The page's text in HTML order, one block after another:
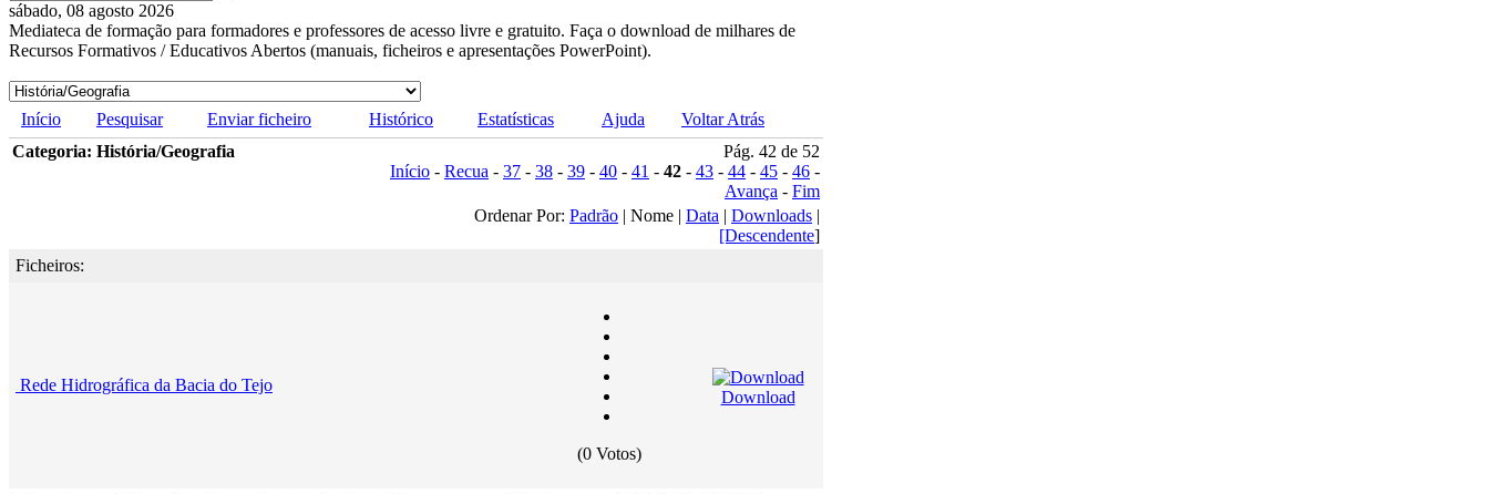
sábado, 08 agosto 2026
Mediateca de formação para formadores e professores de acesso livre e gratuito. Faça o download de milhares de
Recursos Formativos / Educativos Abertos (manuais, ficheiros e apresentações PowerPoint).
Início Pesquisar Enviar ficheiro Histórico Estatísticas Ajuda
Voltar Atrás
Categoria: História/Geografia
Pág. 42 de 52
Início - Recua - 37 - 38 - 39 - 40 - 41 - 42 - 43 - 44 - 45 - 46 -
Avança - Fim
Ordenar Por: Padrão | Nome | Data | Downloads |
[Descendente]
Ficheiros:
Rede Hidrográfica da Bacia do Tejo
(0 Votos)
Download